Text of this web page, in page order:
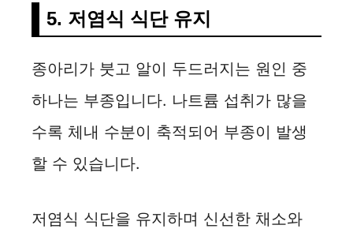
5. 저염식 식단 유지
종아리가 붓고 알이 두드러지는 원인 중
하나는 부종입니다. 나트륨 섭취가 많을
수록 체내 수분이 축적되어 부종이 발생
할 수 있습니다.
저염식 식단을 유지하며 신선한 채소와